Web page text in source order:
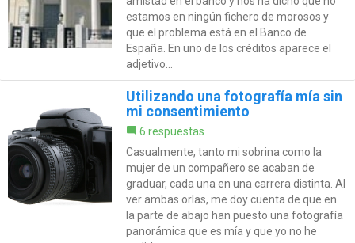
estamos en ningún fichero de morosos y
que el problema está en el Banco de
España. En uno de los créditos aparece el
adjetivo...
Utilizando una fotografía mía sin
mi consentimiento
6 respuestas
Casualmente, tanto mi sobrina como la
mujer de un compañero se acaban de
graduar, cada una en una carrera distinta. Al
ver ambas orlas, me doy cuenta de que en
la parte de abajo han puesto una fotografía
panorámica que es mía y que yo no he